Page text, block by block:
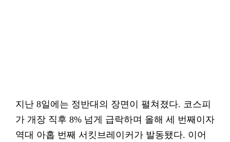
지난 8일에는 정반대의 장면이 펼쳐졌다. 코스피
가 개장 직후 8% 넘게 급락하며 올해 세 번째이자
역대 아홉 번째 서킷브레이커가 발동됐다. 이어